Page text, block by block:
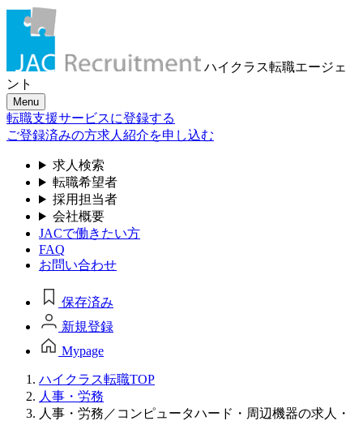
ハイクラス転職エージェ
ント
Menu
転職支援サービスに登録する
ご登録済みの方求人紹介を申し込む
求人検索
転職希望者
採用担当者
会社概要
JACで働きたい方
FAQ
お問い合わせ
保存済み
新規登録
Mypage
ハイクラス転職TOP
人事・労務
人事・労務／コンピュータハード・周辺機器の求人・